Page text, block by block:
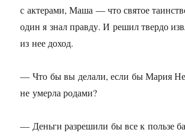
с актерами, Маша — что святое
один я знал правду. И решил твердо
из нее доход.
— Что бы вы делали, если бы Мария
не умерла родами?
— Деньги разрешили бы все к пользе